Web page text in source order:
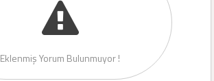
Eklenmiş Yorum Bulunmuyor !